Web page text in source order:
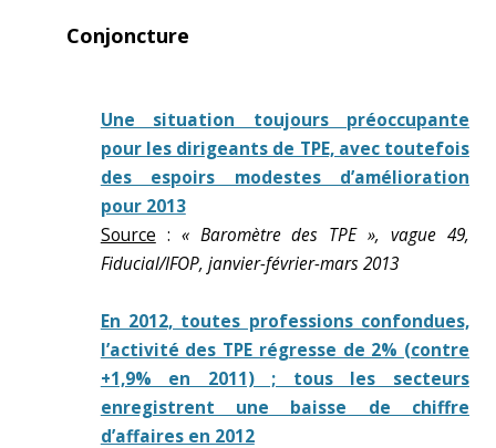
Conjoncture
Une situation toujours préoccupante
pour les dirigeants de TPE, avec toutefois
des espoirs modestes d’amélioration
pour 2013
Source : « Baromètre des TPE », vague 49,
Fiducial/IFOP, janvier-février-mars 2013
En 2012, toutes professions confondues,
l’activité des TPE régresse de 2% (contre
+1,9% en 2011) ; tous les secteurs
enregistrent une baisse de chiffre
d’affaires en 2012